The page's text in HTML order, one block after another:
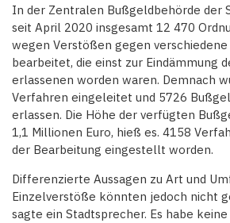
In der Zentralen Bußgeldbehörde der
seit April 2020 insgesamt 12 470
wegen Verstößen gegen
bearbeitet, die einst zur Eindämmung
erlassenen worden waren. Demnach
Verfahren eingeleitet und 5726
erlassen. Die Höhe der verfügten
1,1 Millionen Euro, hieß es. 4158
der Bearbeitung eingestellt worden.
Differenzierte Aussagen zu Art und
Einzelverstöße könnten jedoch nicht
sagte ein Stadtsprecher. Es habe